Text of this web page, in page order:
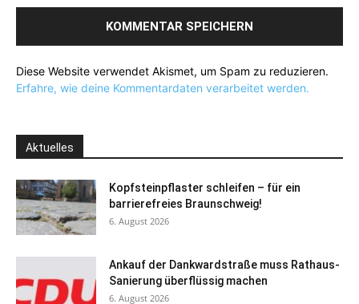
Diese Website verwendet Akismet, um Spam zu reduzieren.
Erfahre, wie deine Kommentardaten verarbeitet werden.
Aktuelles
Kopfsteinpflaster schleifen – für ein
barrierefreies Braunschweig!
6. August 2026
Ankauf der Dankwardstraße muss Rathaus-
Sanierung überflüssig machen
6. August 2026